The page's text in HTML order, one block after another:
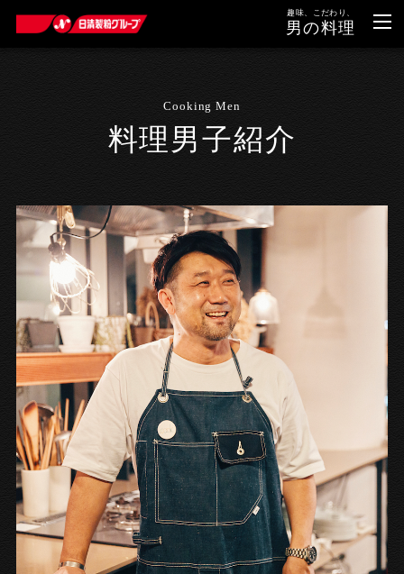
趣味、こだわり、
男の料理
Cooking Men
料理男子紹介